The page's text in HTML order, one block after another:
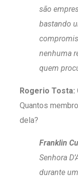
são
bastando
nenhuma
quem
Rogerio Tosta:
Quantos
dela?
Franklin
Senhora
durante